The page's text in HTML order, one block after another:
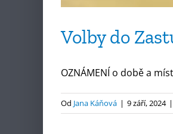
Volby do
OZNÁMENÍ o době a
Od Jana Káňová | 9 září, 2024 |